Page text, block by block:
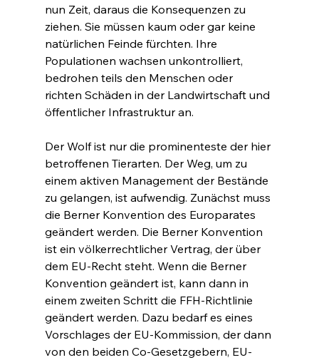
nun Zeit, daraus die Konsequenzen zu
ziehen. Sie müssen kaum oder gar keine
natürlichen Feinde fürchten. Ihre
Populationen wachsen unkontrolliert,
bedrohen teils den Menschen oder
richten Schäden in der Landwirtschaft und
öffentlicher Infrastruktur an.
Der Wolf ist nur die prominenteste der hier
betroffenen Tierarten. Der Weg, um zu
einem aktiven Management der Bestände
zu gelangen, ist aufwendig. Zunächst muss
die Berner Konvention des Europarates
geändert werden. Die Berner Konvention
ist ein völkerrechtlicher Vertrag, der über
dem EU-Recht steht. Wenn die Berner
Konvention geändert ist, kann dann in
einem zweiten Schritt die FFH-Richtlinie
geändert werden. Dazu bedarf es eines
Vorschlages der EU-Kommission, der dann
von den beiden Co-Gesetzgebern, EU-